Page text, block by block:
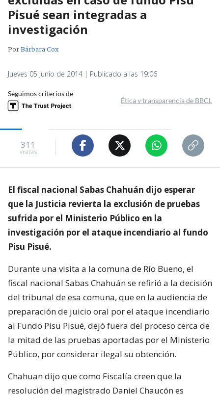
Pisué sean integradas a
investigación
PorBárbara Cox
Jueves 05 junio de 2014 | Publicado a las 19:06
Seguimos criterios de
Ética y transparencia de BBCL
311
visitas
El fiscal nacional Sabas Chahuán dijo esperar
que la Justicia revierta la exclusión de pruebas
sufrida por el Ministerio Público en la
investigación por el ataque incendiario al fundo
Pisu Pisué.
Durante una visita a la comuna de Río Bueno, el
fiscal nacional Sabas Chahuán se refirió a la decisión
del tribunal de esa comuna, que en la audiencia de
preparación de juicio oral por el ataque incendiario
al Fundo Pisu Pisué, dejó fuera del proceso cerca de
la mitad de las pruebas aportadas por el Ministerio
Público, por considerar ilegal su obtención.
Chahuan dijo que como Fiscalía creen que la
resolución del magistrado Daniel Chaucón es